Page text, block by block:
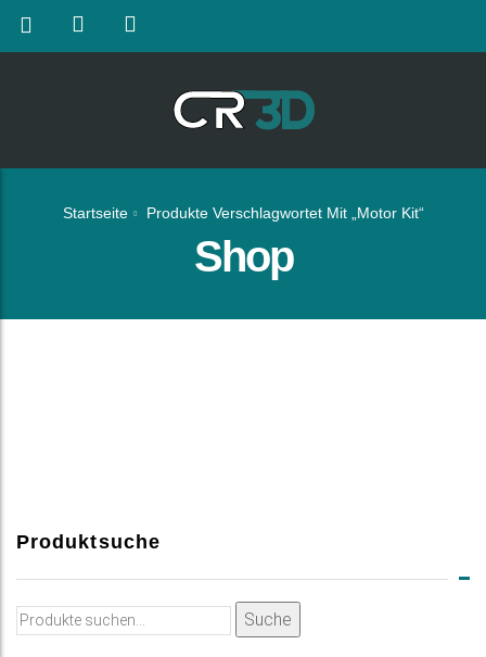
Startseite Produkte Verschlagwortet Mit „Motor Kit“
Shop
Produktsuche
Suche
Suche